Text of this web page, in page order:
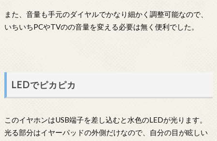
また、音量も手元のダイヤルでかなり細かく調整可能なので、
いちいちPCやTVのの音量を変える必要は無く便利でした。
LEDでピカピカ
このイヤホンはUSB端子を差し込むと水色のLEDが光ります。
光る部分はイヤーパッドの外側だけなので、自分の目が眩しい